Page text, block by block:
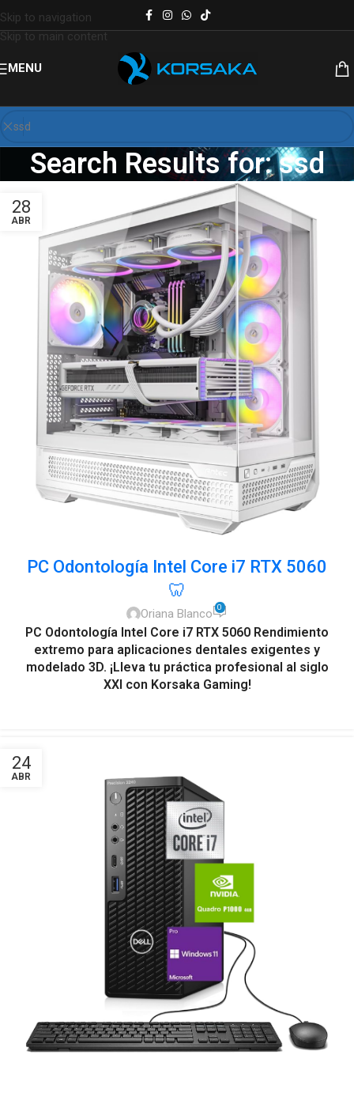
Skip to navigation
Skip to main content
MENU
Search Results for: ssd
28
ABR
PC Odontología Intel Core i7 RTX 5060
🦷
Oriana Blanco 0
PC Odontología Intel Core i7 RTX 5060 Rendimiento
extremo para aplicaciones dentales exigentes y
modelado 3D. ¡Lleva tu práctica profesional al siglo
XXI con Korsaka Gaming!
24
ABR